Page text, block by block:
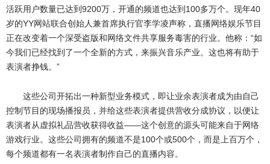
活跃用户数量已达到9200万，开通的频道也达到100多万个。现年40
岁的YY网站联合创始人兼首席执行官李学凌声称，直播网络娱乐节目
正在改变着一个深受盗版和网络文件共享服务毒害的行业。他称：“如
今我们已经找到了一个全新的方式，来振兴音乐产业。这也将有助于
表演者挣钱。”
这些公司开拓出一种新型业务模式，即让业余表演者成为由自己
控制节目的现场播报员，并给这些表演者提供营收分成协议，以便让
表演者从虚拟礼品营收获得收益——这个创意的源头可能来自于网络
游戏行业。这些公司拥有的频道不是100个或500个，而是上百万个，
每个频道都有一名表演者制作自己的直播内容。